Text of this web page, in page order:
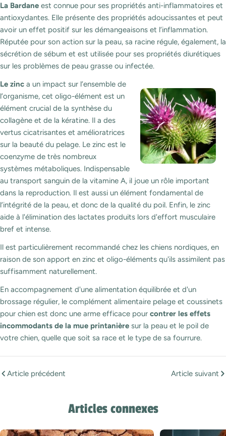
La Bardane est connue pour ses propriétés anti-inflammatoires et
antioxydantes. Elle présente des propriétés adoucissantes et peut
avoir un effet positif sur les démangeaisons et l’inflammation.
Réputée pour son action sur la peau, sa racine régule, également, la
sécrétion de sébum et est utilisée pour ses propriétés diurétiques
sur les problèmes de peau grasse ou infectée.
Le zinc a un impact sur l’ensemble de
l’organisme, cet oligo-élément est un
élément crucial de la synthèse du
collagène et de la kératine. Il a des
vertus cicatrisantes et amélioratrices
sur la beauté du pelage. Le zinc est le
coenzyme de très nombreux
systèmes métaboliques. Indispensable
au transport sanguin de la vitamine A, il joue un rôle important
dans la reproduction. Il est aussi un élément fondamental de
l’intégrité de la peau, et donc de la qualité du poil. Enfin, le zinc
aide à l'élimination des lactates produits lors d'effort musculaire
bref et intense.
Il est particulièrement recommandé chez les chiens nordiques, en
raison de son apport en zinc et oligo-éléments qu'ils assimilent pas
suffisamment naturellement.
En accompagnement d'une alimentation équilibrée et d'un
brossage régulier, le complément alimentaire pelage et coussinets
pour chien est donc une arme efficace pour contrer les effets
incommodants de la mue printanière sur la peau et le poil de
votre chien, quelle que soit sa race et le type de sa fourrure.
Article précédent Article suivant
Articles connexes